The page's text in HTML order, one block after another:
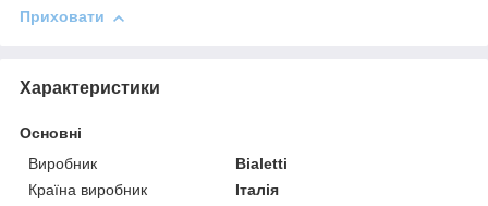
Приховати
Характеристики
Основні
Виробник
Bialetti
Країна виробник
Італія